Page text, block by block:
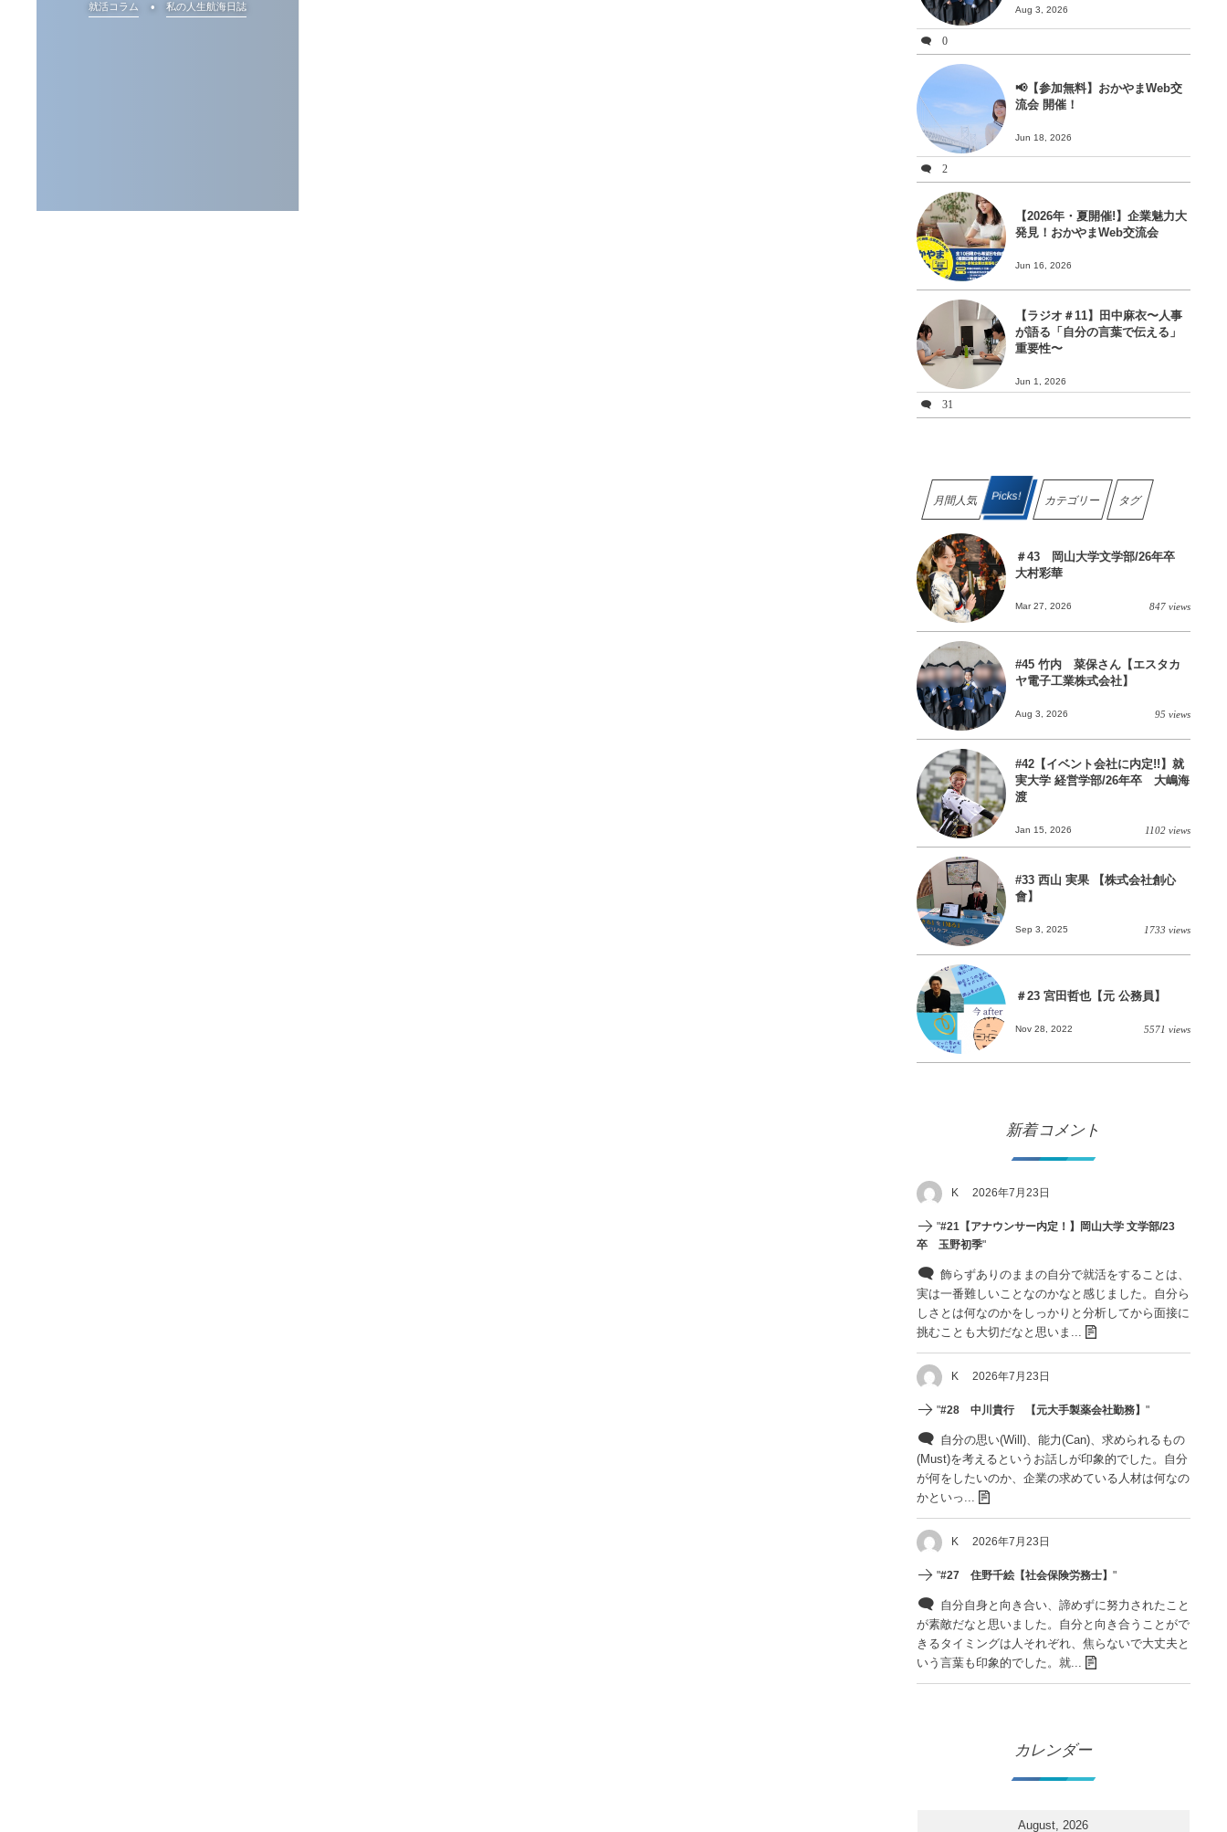
就活コラム 私の人生航海日誌 Aug 3, 2026
0
📢【参加無料】おかやまWeb交
流会 開催！
Jun 18, 2026
2
【2026年・夏開催!】企業魅力大
発見！おかやまWeb交流会
Jun 16, 2026
【ラジオ＃11】田中麻衣〜人事
が語る「自分の言葉で伝える」
重要性〜
Jun 1, 2026
31
月間人気 Picks! カテゴリー タグ
＃43 岡山大学文学部/26年卒
大村彩華
Mar 27, 2026 847 views
#45 竹内 菜保さん【エスタカ
ヤ電子工業株式会社】
Aug 3, 2026 95 views
#42【イベント会社に内定!!】就
実大学 経営学部/26年卒 大嶋海
渡
Jan 15, 2026 1102 views
#33 西山 実果 【株式会社創心
會】
Sep 3, 2025 1733 views
＃23 宮田哲也【元 公務員】
Nov 28, 2022 5571 views
新着コメント
K 2026年7月23日
"#21【アナウンサー内定！】岡山大学 文学部/23
卒 玉野初季"
飾らずありのままの自分で就活をすることは、
実は一番難しいことなのかなと感じました。自分ら
しさとは何なのかをしっかりと分析してから面接に
挑むことも大切だなと思いま...
K 2026年7月23日
"#28 中川貴行 【元大手製薬会社勤務】"
自分の思い(Will)、能力(Can)、求められるもの
(Must)を考えるというお話しが印象的でした。自分
が何をしたいのか、企業の求めている人材は何なの
かといっ...
K 2026年7月23日
"#27 住野千絵【社会保険労務士】"
自分自身と向き合い、諦めずに努力されたこと
が素敵だなと思いました。自分と向き合うことがで
きるタイミングは人それぞれ、焦らないで大丈夫と
いう言葉も印象的でした。就...
カレンダー
August, 2026